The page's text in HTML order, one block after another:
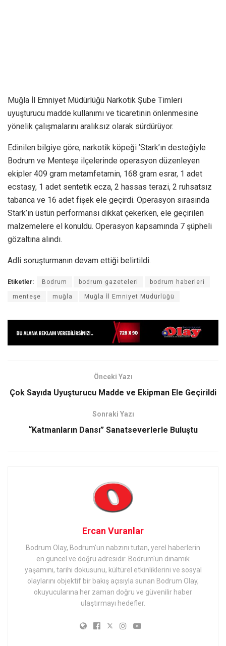
Muğla İl Emniyet Müdürlüğü Narkotik Şube Timleri
uyuşturucu madde kullanımı ve ticaretinin önlenmesine
yönelik çalışmalarını aralıksız olarak sürdürüyor.
Edinilen bilgiye göre, narkotik köpeği ’Stark’ın desteğiyle
Bodrum ve Menteşe ilçelerinde operasyon düzenleyen
ekipler 409 gram metamfetamin, 168 gram esrar, 1 adet
ecstasy, 1 adet sentetik ecza, 2 hassas terazi, 2 ruhsatsız
tabanca ve 16 adet fişek ele geçirdi. Operasyon sırasında
Stark’ın üstün performansı dikkat çekerken, ele geçirilen
malzemelere el konuldu. Operasyon kapsamında 7 şüpheli
gözaltına alındı.
Adli soruşturmanın devam ettiği belirtildi.
Etiketler: Bodrum bodrum gazeteleri bodrum haberleri
menteşe muğla Muğla İl Emniyet Müdürlüğü
Önceki Yazı
Çok Sayıda Uyuşturucu Madde ve Ekipman Ele Geçirildi
Sonraki Yazı
“Katmanların Dansı” Sanatseverlerle Buluştu
Ercan Vuranlar
Bodrum Olay, Bodrum'un nabzını tutan, yerel haberlerin
en güncel ve doğru adresidir. Bodrum'un dinamik
yaşamını, tarihi dokusunu, kültürel etkinliklerini ve sosyal
olaylarını objektif bir bakış açısıyla sunan Bodrum Olay,
okuyucularına her zaman doğru ve güvenilir haber
ulaştırmayı hedefler.